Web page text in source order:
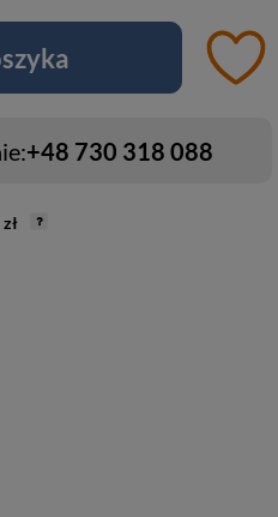
+48 730 318 088